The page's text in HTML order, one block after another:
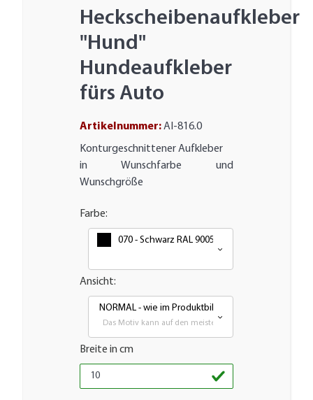
Heckscheibenaufkleber
"Hund"
Hundeaufkleber
fürs Auto
Artikelnummer:AI-816.0
Konturgeschnittener Aufkleber
in Wunschfarbe und
Wunschgröße
Farbe:
070 - Schwarz RAL 9005
Ansicht:
NORMAL - wie im Produktbild
Das Motiv kann auf den meisten glatten Flächen
Breite in cm